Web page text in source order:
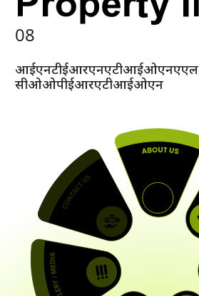
08
आईएनटीईआरएनएटीआईओएनएएल
सीओओपीईआरएटीआईओएन